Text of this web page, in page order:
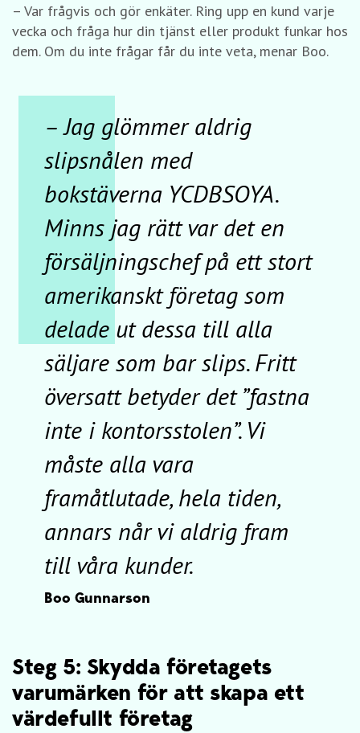
– Var frågvis och gör enkäter. Ring upp en kund varje
vecka och fråga hur din tjänst eller produkt funkar hos
dem. Om du inte frågar får du inte veta, menar Boo.
–Jag glömmer aldrig
slipsnålen med
bokstäverna YCDBSOYA.
Minns jag rätt var det en
försäljningschef på ett stort
amerikanskt företag som
delade ut dessa till alla
säljare som bar slips. Fritt
översatt betyder det ”fastna
inte i kontorsstolen”. Vi
måste alla vara
framåtlutade, hela tiden,
annars når vi aldrig fram
till våra kunder.
Boo Gunnarson
Steg 5: Skydda företagets
varumärken för att skapa ett
värdefullt företag